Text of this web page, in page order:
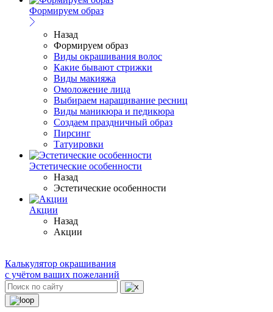
Формируем образ
Назад
Формируем образ
Виды окрашивания волос
Какие бывают стрижки
Виды макияжа
Омоложение лица
Выбираем наращивание ресниц
Виды маникюра и педикюра
Создаем праздничный образ
Пирсинг
Татуировки
Эстетические особенности
Назад
Эстетические особенности
Акции
Назад
Акции
Калькулятор окрашивания
с учётом ваших пожеланий